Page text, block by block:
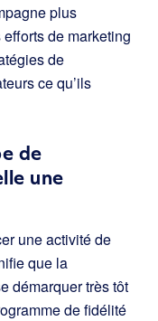
plus
de marketing
de
ce qu’ils
de
une
une activité de
que la
démarquer très tôt
de fidélité